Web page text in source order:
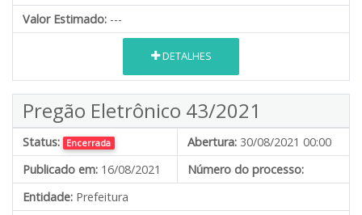
Valor Estimado: ---
DETALHES
Pregão Eletrônico 43/2021
Status: Encerrada Abertura: 30/08/2021 00:00
Publicado em: 16/08/2021
Número do processo:
Entidade: Prefeitura